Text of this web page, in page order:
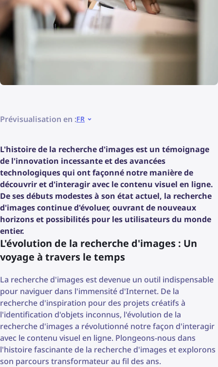
Prévisualisation en :FR
L'histoire de la recherche d'images est un témoignage
de l'innovation incessante et des avancées
technologiques qui ont façonné notre manière de
découvrir et d'interagir avec le contenu visuel en ligne.
De ses débuts modestes à son état actuel, la recherche
d'images continue d'évoluer, ouvrant de nouveaux
horizons et possibilités pour les utilisateurs du monde
entier.
L'évolution de la recherche d'images : Un
voyage à travers le temps
La recherche d'images est devenue un outil indispensable
pour naviguer dans l'immensité d'Internet. De la
recherche d'inspiration pour des projets créatifs à
l'identification d'objets inconnus, l'évolution de la
recherche d'images a révolutionné notre façon d'interagir
avec le contenu visuel en ligne. Plongeons-nous dans
l'histoire fascinante de la recherche d'images et explorons
son parcours transformateur au fil des ans.